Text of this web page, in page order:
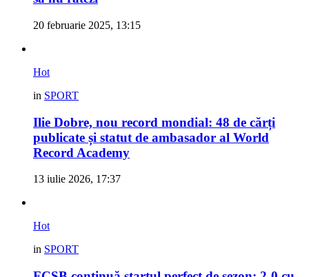
20 februarie 2025, 13:15
Hot
in SPORT
Ilie Dobre, nou record mondial: 48 de cărți
publicate și statut de ambasador al World
Record Academy
13 iulie 2026, 17:37
Hot
in SPORT